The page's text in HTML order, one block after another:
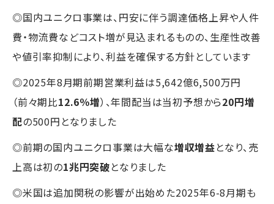
◎国内ユニクロ事業は、円安に伴う調達価格上昇や人件
費・物流費などコスト増が見込まれるものの、生産性改善
や値引率抑制により、利益を確保する方針としています
◎2025年8月期前期営業利益は5,642億6,500万円
（前々期比12.6％増）、年間配当は当初予想から20円増
配の500円となりました
◎前期の国内ユニクロ事業は大幅な増収増益となり、売
上高は初の1兆円突破となりました
◎米国は追加関税の影響が出始めた2025年6-8月期も